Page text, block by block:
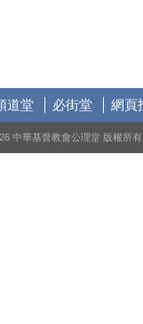
道堂 必街堂 網頁
中華基督教會公理堂 版權所